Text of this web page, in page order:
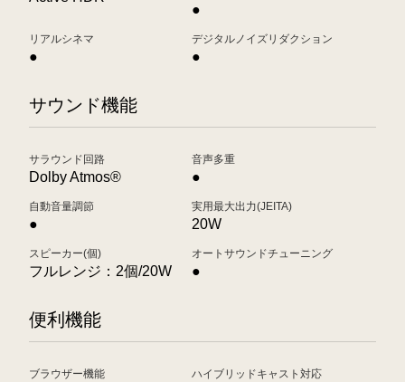
●
リアルシネマ
●
デジタルノイズリダクション
●
サウンド機能
サラウンド回路
Dolby Atmos®
音声多重
●
自動音量調節
●
実用最大出力(JEITA)
20W
スピーカー(個)
フルレンジ：2個/20W
オートサウンドチューニング
●
便利機能
ブラウザー機能 ハイブリッドキャスト対応